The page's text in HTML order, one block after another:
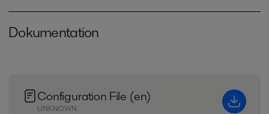
Dokumentation
Configuration File (en)
UNKNOWN